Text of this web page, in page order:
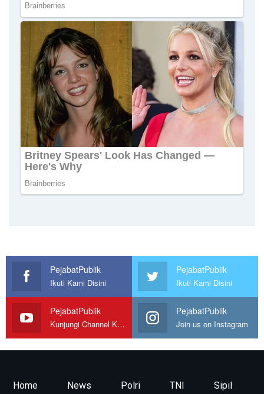
PejabatPublik
Ikuti Kami Disini
PejabatPublik
Ikuti Kami Disini
PejabatPublik
Kunjungi Channel Kami
PejabatPublik
Join us on Instagram
Home News Polri TNI Sipil